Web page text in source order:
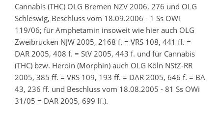
Cannabis (THC) OLG Bremen NZV 2006, 276 und OLG
Schleswig, Beschluss vom 18.09.2006 - 1 Ss OWi
119/06; für Amphetamin insoweit wie hier auch OLG
Zweibrücken NJW 2005, 2168 f. = VRS 108, 441 ff. =
DAR 2005, 408 f. = StV 2005, 443 f. und für Cannabis
(THC) bzw. Heroin (Morphin) auch OLG Köln NStZ-RR
2005, 385 ff. = VRS 109, 193 ff. = DAR 2005, 646 f. = BA
43, 236 ff. und Beschluss vom 18.08.2005 - 81 Ss OWi
31/05 = DAR 2005, 699 ff.).